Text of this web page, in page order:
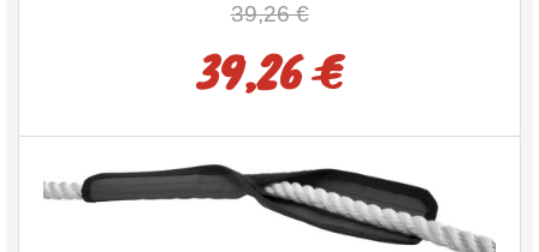
39,26 €
39,26 €